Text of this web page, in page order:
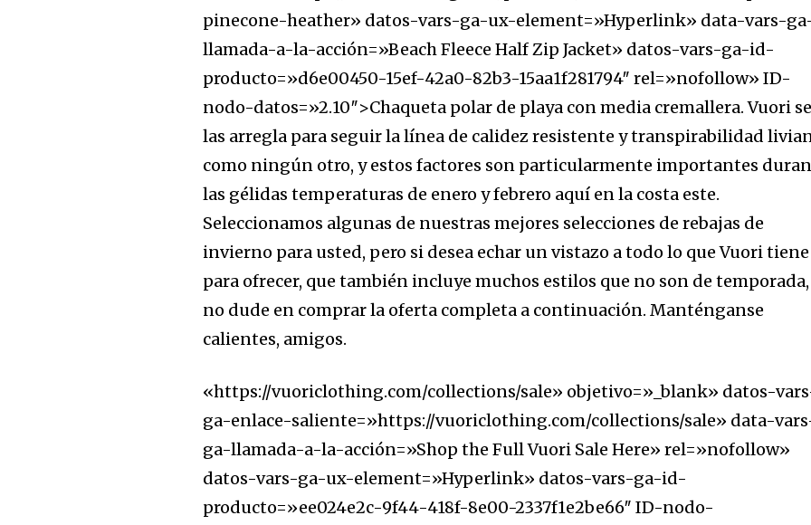
32,111
Seguidores
32,214
Seguidores
pinecone-heather» datos-vars-ga-ux-element=»Hyperlink» data-vars-
llamada-a-la-acción=»Beach Fleece Half Zip Jacket» datos-vars-ga-id-
producto=»d6e00450-15ef-42a0-82b3-15aa1f281794″ rel=»nofollow» ID-
nodo-datos=»2.10″>Chaqueta polar de playa con media cremallera. Vuori se
las arregla para seguir la línea de calidez resistente y transpirabilidad
como ningún otro, y estos factores son particularmente importantes
las gélidas temperaturas de enero y febrero aquí en la costa este.
Seleccionamos algunas de nuestras mejores selecciones de rebajas de
invierno para usted, pero si desea echar un vistazo a todo lo que Vuori tiene
para ofrecer, que también incluye muchos estilos que no son de temporada,
no dude en comprar la oferta completa a continuación. Manténganse
calientes, amigos.
«https://vuoriclothing.com/collections/sale» objetivo=»_blank» datos-
ga-enlace-saliente=»https://vuoriclothing.com/collections/sale» data-
ga-llamada-a-la-acción=»Shop the Full Vuori Sale Here» rel=»nofollow»
datos-vars-ga-ux-element=»Hyperlink» datos-vars-ga-id-
producto=»ee024e2c-9f44-418f-8e00-2337f1e2be66″ ID-nodo-